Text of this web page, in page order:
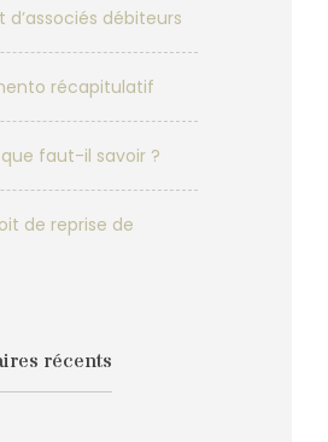
débiteurs
récapitulatif
faut-il savoir ?
de reprise de
récents